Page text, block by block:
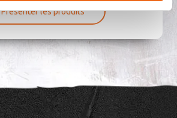
Présenter les produits